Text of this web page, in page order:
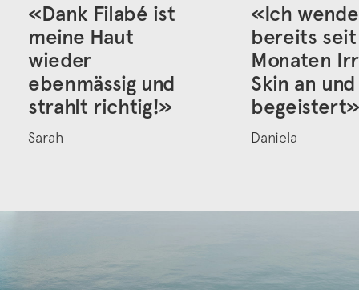
«Dank Filabé ist
meine Haut
wieder
ebenmässig und
strahlt richtig!»
Sarah
«Ich wende
bereits
Monaten
Skin an
Daniela